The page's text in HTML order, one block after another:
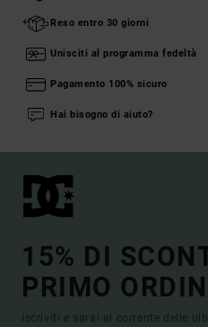
Reso entro 30 giorni
Unisciti al programma fedeltà
Pagamento 100% sicuro
Hai bisogno di aiuto?
15% DI
PRIMO
Iscriviti e sarai al corrente delle